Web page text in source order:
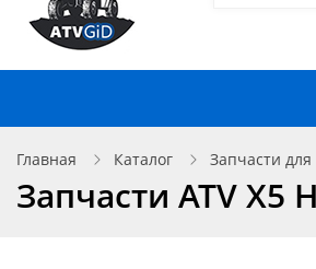
Главная Каталог Запчасти
Запчасти ATV X5